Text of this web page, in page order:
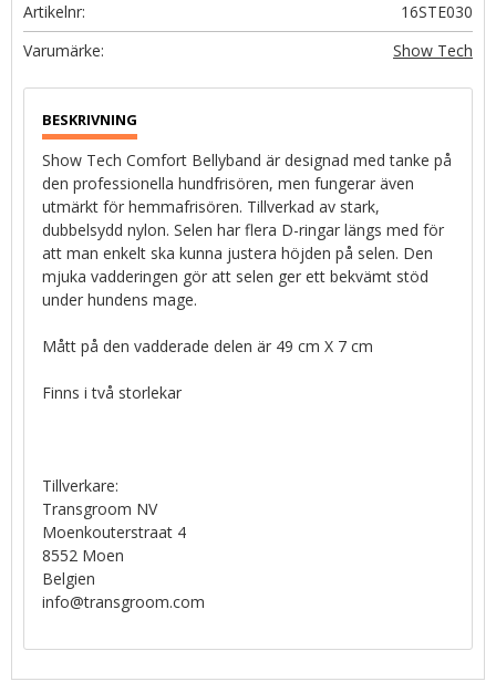
Artikelnr
16STE030
Show Tech
Show Tech Comfort Bellyband är designad med tanke på
den professionella hundfrisören, men fungerar även
utmärkt för hemmafrisören. Tillverkad av stark,
dubbelsydd nylon. Selen har flera D-ringar längs med för
att man enkelt ska kunna justera höjden på selen. Den
mjuka vadderingen gör att selen ger ett bekvämt stöd
under hundens mage.
Mått på den vadderade delen är 49 cm X 7 cm
Finns i två storlekar
Tillverkare:
Transgroom NV
Moenkouterstraat 4
8552 Moen
Belgien
info@transgroom.com